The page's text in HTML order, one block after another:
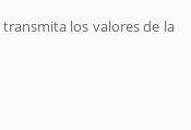
los valores de la